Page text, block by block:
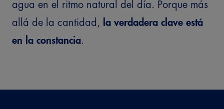
agua en el ritmo natural del día. Porque más
allá de la cantidad, la verdadera clave está
en la constancia.